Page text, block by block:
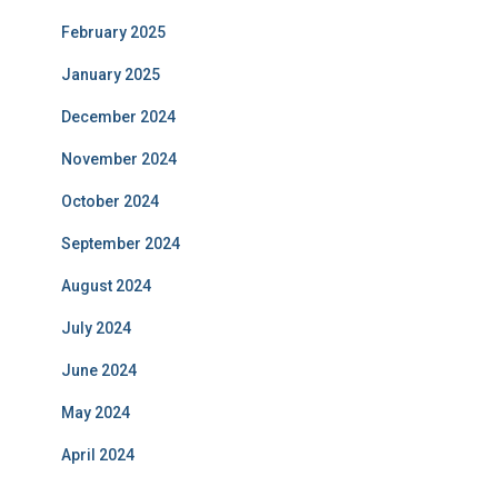
February 2025
January 2025
December 2024
November 2024
October 2024
September 2024
August 2024
July 2024
June 2024
May 2024
April 2024